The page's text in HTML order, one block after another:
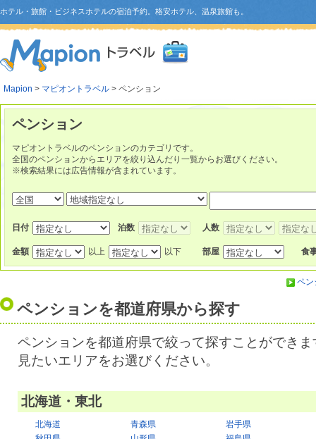
ホテル・旅館・ビジネスホテルの宿泊予約。格安ホテル、温泉旅館も。
Mapion > マピオントラベル > ペンション
ペンション
マピオントラベルのペンションのカテゴリです。
全国のペンションからエリアを絞り込んだり一覧からお選びください。
※検索結果には広告情報が含まれています。
日付 泊数 人数
金額 以上 以下 部屋 食
ペン
ペンションを都道府県から探す
ペンションを都道府県で絞って探すことができ
見たいエリアをお選びください。
北海道・東北
北海道 青森県
岩手県